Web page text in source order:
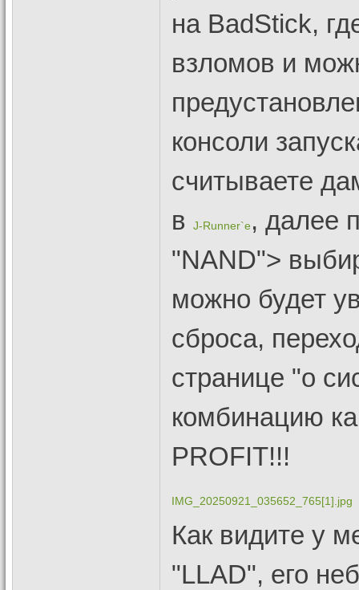
на BadStick,
взломов и
консоли
считываете
в
J-Runner`e , далее
"NAND">
можно будет
сброса,
странице "о
комбинацию
PROFIT!!!
IMG_20250921_035652_765[1].jpg
Как видите у
"LLAD", его